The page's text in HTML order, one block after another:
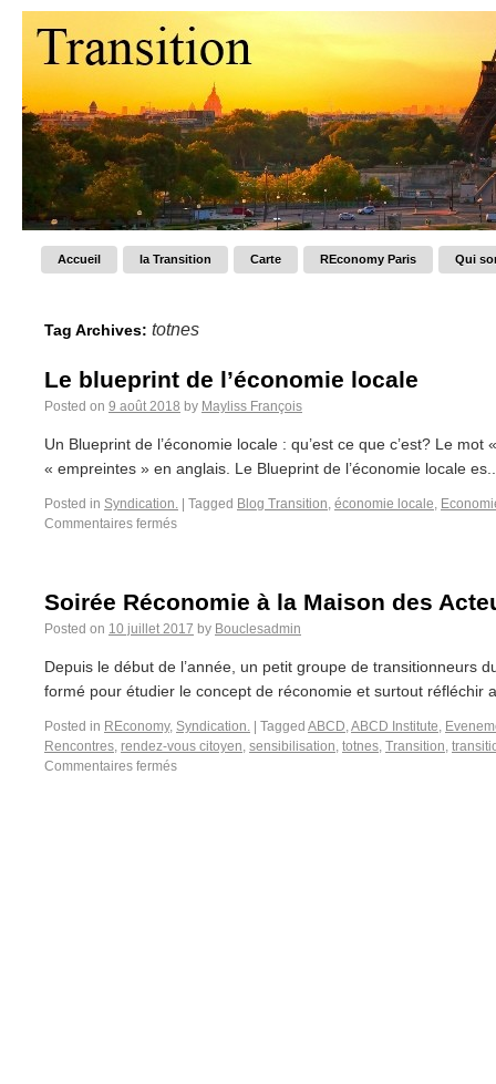
Accueil la Transition Carte REconomy Paris Qui
Tag Archives: totnes
Le blueprint de l’économie locale
Posted on 9 août 2018 by Mayliss François
Un Blueprint de l’économie locale : qu’est ce que c’est? Le
« empreintes » en anglais. Le Blueprint de l’économie locale
Posted in Syndication. Tagged Blog Transition, économie locale,
Commentaires fermés
Soirée Réconomie à la Maison des
Posted on 10 juillet 2017 by Bouclesadmin
Depuis le début de l’année, un petit groupe de transitionneurs
formé pour étudier le concept de réconomie et surtout réfléchir
Posted in REconomy, Syndication. Tagged ABCD,ABCD Institute,
Rencontres, rendez-vous citoyen, sensibilisation, totnes, Transition,
Commentaires fermés